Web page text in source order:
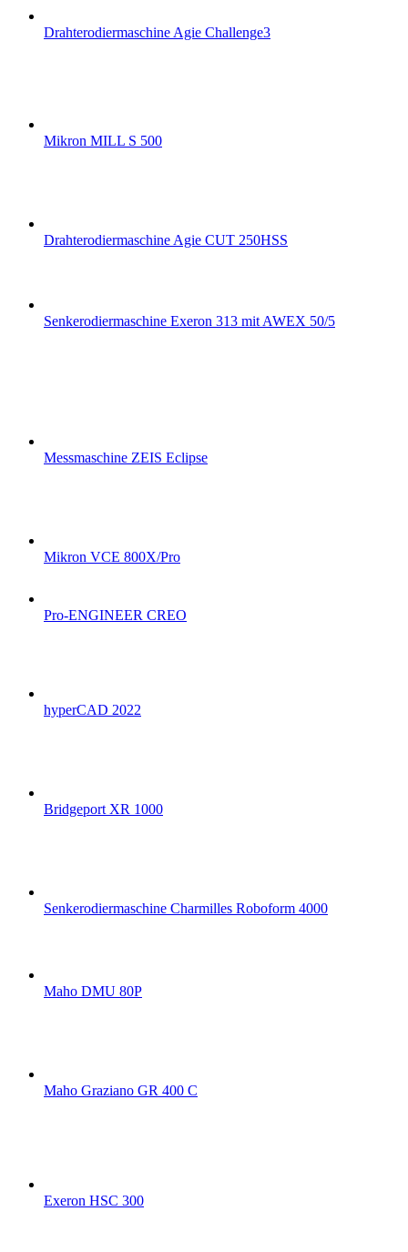
Drahterodiermaschine Agie Challenge3
Mikron MILL S 500
Drahterodiermaschine Agie CUT 250HSS
Senkerodiermaschine Exeron 313 mit AWEX 50/5
Messmaschine ZEIS Eclipse
Mikron VCE 800X/Pro
Pro-ENGINEER CREO
hyperCAD 2022
Bridgeport XR 1000
Senkerodiermaschine Charmilles Roboform 4000
Maho DMU 80P
Maho Graziano GR 400 C
Exeron HSC 300